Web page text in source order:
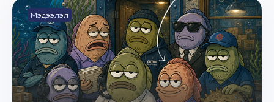
Мэдээлэл